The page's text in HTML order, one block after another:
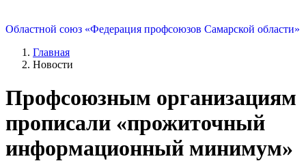
Областной союз «Федерация профсоюзов Самарской области»
Главная
Новости
Профсоюзным организациям
прописали «прожиточный
информационный минимум»